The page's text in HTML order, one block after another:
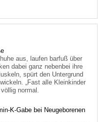
aus, laufen barfuß über
dabei ganz nebenbei ihre
spürt den Untergrund
„Fast alle Kleinkinder
normal.
K-Gabe bei Neugeborenen